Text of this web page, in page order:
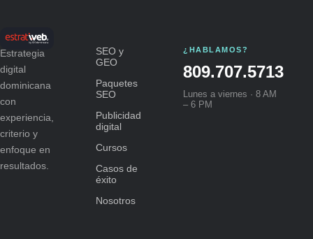
Estrategia
digital
dominicana
con
experiencia,
criterio y
enfoque en
resultados.
SEO y
GEO
Paquetes
SEO
Publicidad
digital
Cursos
Casos de
éxito
Nosotros
¿HABLAMOS?
809.707.5713
Lunes a viernes · 8 AM
– 6 PM